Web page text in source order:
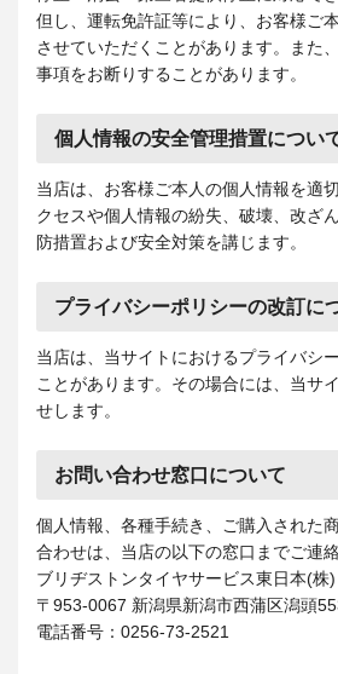
但し、運転免許証等により、お客様ご
させていただくことがあります。また
事項をお断りすることがあります。
個人情報の安全管理措置につい
当店は、お客様ご本人の個人情報を適
クセスや個人情報の紛失、破壊、改ざ
防措置および安全対策を講じます。
プライバシーポリシーの改訂に
当店は、当サイトにおけるプライバシ
ことがあります。その場合には、当サ
せします。
お問い合わせ窓口について
個人情報、各種手続き、ご購入された
合わせは、当店の以下の窓口までご連絡
ブリヂストンタイヤサービス東日本(株
〒953-0067 新潟県新潟市西蒲区潟頭
電話番号：0256-73-2521